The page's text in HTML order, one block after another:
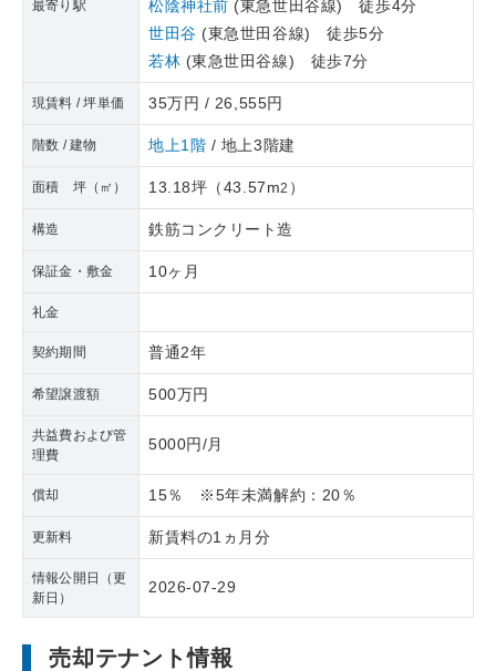
最寄り駅
松陰神社前 (東急世田谷線) 徒歩4分
世田谷 (東急世田谷線) 徒歩5分
若林 (東急世田谷線) 徒歩7分
現賃料 / 坪単価 35万円 / 26,555円
階数 / 建物 地上1階 / 地上3階建
面積 坪（㎡） 13.18坪 （43.57m2 ）
構造 鉄筋コンクリート造
保証金・敷金 10ヶ月
礼金
契約期間 普通2年
希望譲渡額 500万円
共益費および管
理費
5000円/月
償却 15％ ※5年未満解約：20％
更新料 新賃料の1ヵ月分
情報公開日（更
新日）
2026-07-29
売却テナント情報